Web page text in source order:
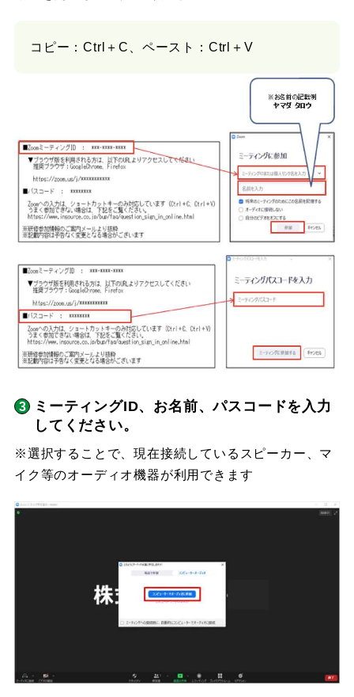
コピー：Ctrl＋C、ペースト：Ctrl＋V
ミーティングID、お名前、パスコードを入力
してください。
※選択することで、現在接続しているスピーカー、マ
イク等のオーディオ機器が利用できます